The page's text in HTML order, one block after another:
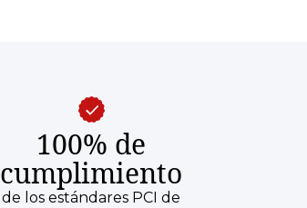
100% de
cumplimiento
de los estándares PCI de